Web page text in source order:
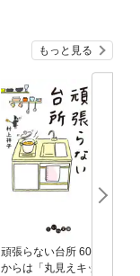
もっと見る
頑張らない台所 60歳
からは「丸見えキッチ